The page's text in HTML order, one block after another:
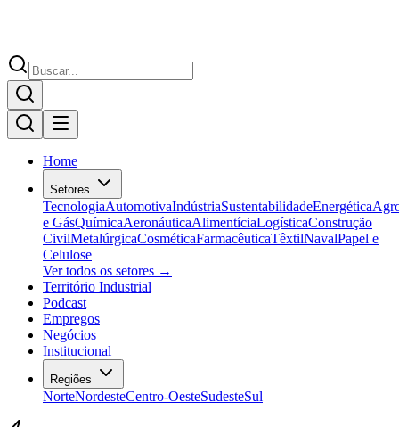
Home
Setores
TecnologiaAutomotivaIndústriaSustentabilidadeEnergética
e GásQuímicaAeronáuticaAlimentíciaLogísticaConstrução
CivilMetalúrgicaCosméticaFarmacêuticaTêxtilNavalPapel e
Celulose
Ver todos os setores →
Território Industrial
Podcast
Empregos
Negócios
Institucional
Regiões
NorteNordesteCentro-OesteSudesteSul